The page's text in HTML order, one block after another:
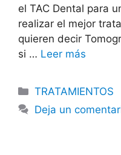
el TAC Dental para
realizar el mejor
quieren decir
si … Leer más
TRATAMIENTOS
Deja un